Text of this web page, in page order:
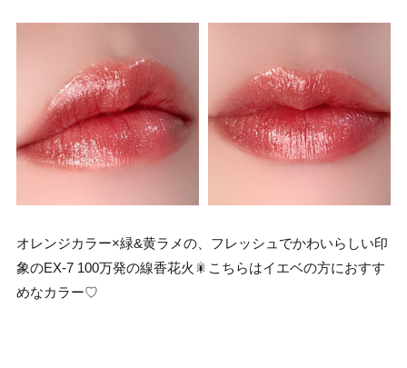
オレンジカラー×緑&黄ラメの、フレッシュでかわいらしい印
象のEX-7 100万発の線香花火🎇こちらはイエベの方におすす
めなカラー♡